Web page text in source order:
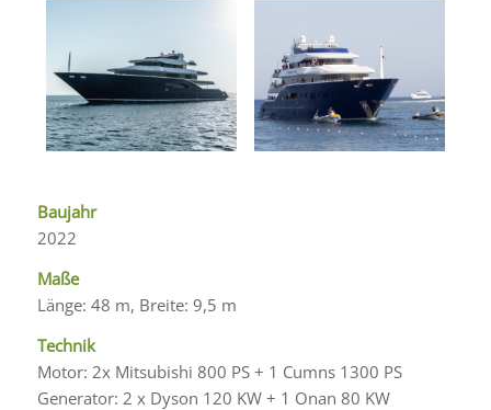
Baujahr
2022
Maße
Länge: 48 m, Breite: 9,5 m
Technik
Motor: 2x Mitsubishi 800 PS + 1 Cumns 1300 PS
Generator: 2 x Dyson 120 KW + 1 Onan 80 KW